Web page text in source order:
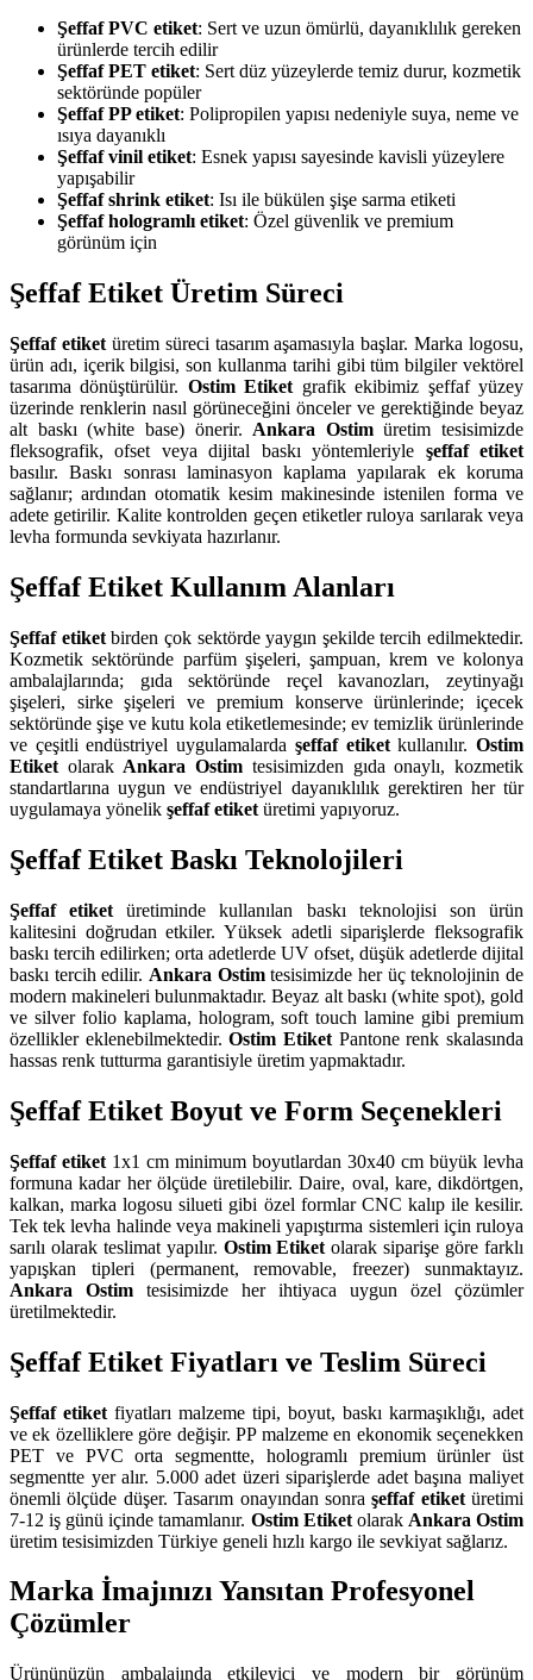
Şeffaf PVC etiket: Sert ve uzun ömürlü, dayanıklılık gereken
ürünlerde tercih edilir
Şeffaf PET etiket: Sert düz yüzeylerde temiz durur, kozmetik
sektöründe popüler
Şeffaf PP etiket: Polipropilen yapısı nedeniyle suya, neme ve
ısıya dayanıklı
Şeffaf vinil etiket: Esnek yapısı sayesinde kavisli yüzeylere
yapışabilir
Şeffaf shrink etiket: Isı ile bükülen şişe sarma etiketi
Şeffaf hologramlı etiket: Özel güvenlik ve premium
görünüm için
Şeffaf Etiket Üretim Süreci
Şeffaf etiketüretim süreci tasarım aşamasıyla başlar. Marka logosu,
ürün adı, içerik bilgisi, son kullanma tarihi gibi tüm bilgiler vektörel
tasarıma dönüştürülür. Ostim Etiket grafik ekibimiz şeffaf yüzey
üzerinde renklerin nasıl görüneceğini önceler ve gerektiğinde beyaz
alt baskı (white base) önerir. Ankara Ostimüretim tesisimizde
fleksografik, ofset veya dijital baskı yöntemleriyle şeffaf etiket
basılır. Baskı sonrası laminasyon kaplama yapılarak ek koruma
sağlanır; ardından otomatik kesim makinesinde istenilen forma ve
adete getirilir. Kalite kontrolden geçen etiketler ruloya sarılarak veya
levha formunda sevkiyata hazırlanır.
Şeffaf Etiket Kullanım Alanları
Şeffaf etiketbirden çok sektörde yaygın şekilde tercih edilmektedir.
Kozmetik sektöründe parfüm şişeleri, şampuan, krem ve kolonya
ambalajlarında; gıda sektöründe reçel kavanozları, zeytinyağı
şişeleri, sirke şişeleri ve premium konserve ürünlerinde; içecek
sektöründe şişe ve kutu kola etiketlemesinde; ev temizlik ürünlerinde
ve çeşitli endüstriyel uygulamalarda şeffaf etiketkullanılır.Ostim
Etiket olarak Ankara Ostim tesisimizden gıda onaylı, kozmetik
standartlarına uygun ve endüstriyel dayanıklılık gerektiren her tür
uygulamaya yönelik şeffaf etiket üretimi yapıyoruz.
Şeffaf Etiket Baskı Teknolojileri
Şeffaf etiket üretiminde kullanılan baskı teknolojisi son ürün
kalitesini doğrudan etkiler. Yüksek adetli siparişlerde fleksografik
baskı tercih edilirken; orta adetlerde UV ofset, düşük adetlerde dijital
baskı tercih edilir. Ankara Ostimtesisimizde her üç teknolojinin de
modern makineleri bulunmaktadır. Beyaz alt baskı (white spot), gold
ve silver folio kaplama, hologram, soft touch lamine gibi premium
özellikler eklenebilmektedir.Ostim Etiket Pantone renk skalasında
hassas renk tutturma garantisiyle üretim yapmaktadır.
Şeffaf Etiket Boyut ve Form Seçenekleri
Şeffaf etiket 1x1 cm minimum boyutlardan 30x40 cm büyük levha
formuna kadar her ölçüde üretilebilir. Daire, oval, kare, dikdörtgen,
kalkan, marka logosu silueti gibi özel formlar CNC kalıp ile kesilir.
Tek tek levha halinde veya makineli yapıştırma sistemleri için ruloya
sarılı olarak teslimat yapılır. Ostim Etiket olarak siparişe göre farklı
yapışkan tipleri (permanent, removable, freezer) sunmaktayız.
Ankara Ostim tesisimizde her ihtiyaca uygun özel çözümler
üretilmektedir.
Şeffaf Etiket Fiyatları ve Teslim Süreci
Şeffaf etiket fiyatları malzeme tipi, boyut, baskı karmaşıklığı, adet
ve ek özelliklere göre değişir. PP malzeme en ekonomik seçenekken
PET ve PVC orta segmentte, hologramlı premium ürünler üst
segmentte yer alır. 5.000 adet üzeri siparişlerde adet başına maliyet
önemli ölçüde düşer. Tasarım onayından sonraşeffaf etiketüretimi
7-12 iş günü içinde tamamlanır. Ostim Etiketolarak Ankara Ostim
üretim tesisimizden Türkiye geneli hızlı kargo ile sevkiyat sağlarız.
Marka İmajınızı Yansıtan Profesyonel
Çözümler
Ürününüzün ambalajında etkileyici ve modern bir görünüm